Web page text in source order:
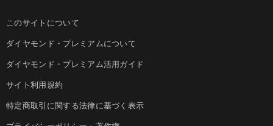
このサイトについて
ダイヤモンド・プレミアムについて
ダイヤモンド・プレミアム活用ガイド
サイト利用規約
特定商取引に関する法律に基づく表示